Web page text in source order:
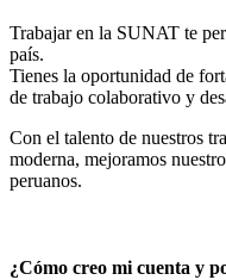
Trabajar en la SUNAT te
país.
Tienes la oportunidad de
de trabajo colaborativo y
Con el talento de nuestros
moderna, mejoramos
peruanos.
¿Cómo creo mi cuenta y